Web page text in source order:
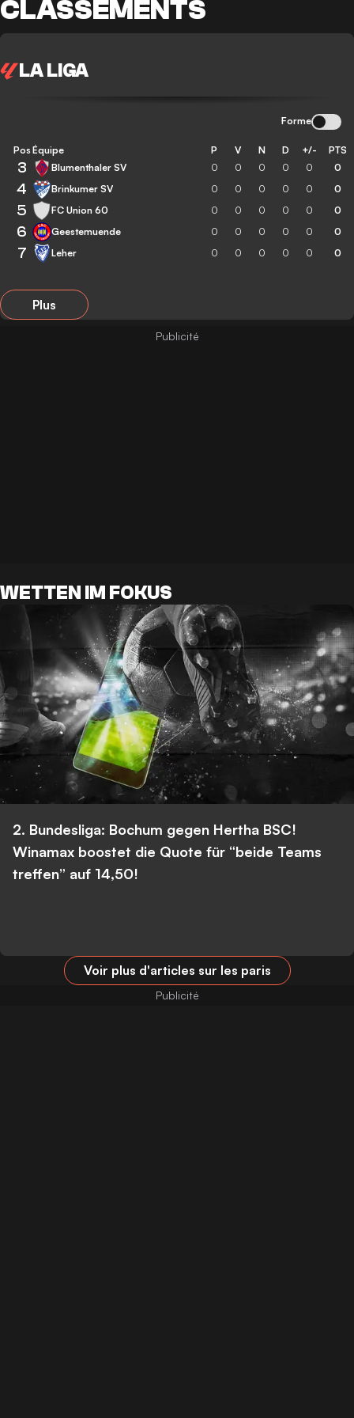
CLASSEMENTS
LA LIGA
Forme
Pos Équipe P V N D +/- PTS
3 Blumenthaler SV 0 0 0 0 0 0
4 Brinkumer SV 0 0 0 0 0 0
5 FC Union 60 0 0 0 0 0 0
6 Geestemuende 0 0 0 0 0 0
7 Leher 0 0 0 0 0 0
Plus
WETTEN IM FOKUS
2. Bundesliga: Bochum gegen Hertha BSC!
Winamax boostet die Quote für “beide Teams
treffen” auf 14,50!
Voir plus d'articles sur les paris